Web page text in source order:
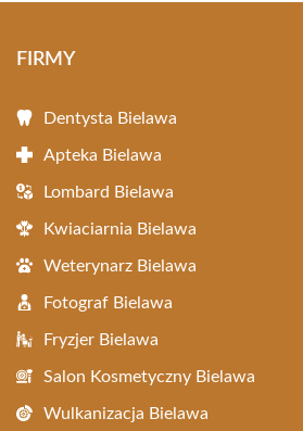
FIRMY
Dentysta Bielawa
Apteka Bielawa
Lombard Bielawa
Kwiaciarnia Bielawa
Weterynarz Bielawa
Fotograf Bielawa
Fryzjer Bielawa
Salon Kosmetyczny Bielawa
Wulkanizacja Bielawa